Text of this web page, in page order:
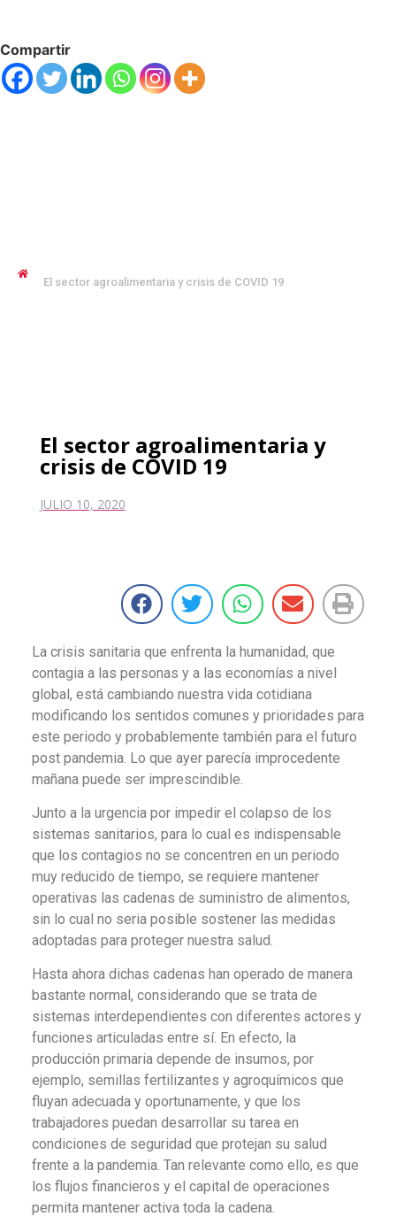
Compartir
El sector agroalimentaria y crisis de COVID 19
El sector agroalimentaria y
crisis de COVID 19
JULIO 10, 2020
La crisis sanitaria que enfrenta la humanidad, que
contagia a las personas y a las economías a nivel
global, está cambiando nuestra vida cotidiana
modificando los sentidos comunes y prioridades para
este periodo y probablemente también para el futuro
post pandemia. Lo que ayer parecía improcedente
mañana puede ser imprescindible.
Junto a la urgencia por impedir el colapso de los
sistemas sanitarios, para lo cual es indispensable
que los contagios no se concentren en un periodo
muy reducido de tiempo, se requiere mantener
operativas las cadenas de suministro de alimentos,
sin lo cual no seria posible sostener las medidas
adoptadas para proteger nuestra salud.
Hasta ahora dichas cadenas han operado de manera
bastante normal, considerando que se trata de
sistemas interdependientes con diferentes actores y
funciones articuladas entre sí. En efecto, la
producción primaria depende de insumos, por
ejemplo, semillas fertilizantes y agroquímicos que
fluyan adecuada y oportunamente, y que los
trabajadores puedan desarrollar su tarea en
condiciones de seguridad que protejan su salud
frente a la pandemia. Tan relevante como ello, es que
los flujos financieros y el capital de operaciones
permita mantener activa toda la cadena.